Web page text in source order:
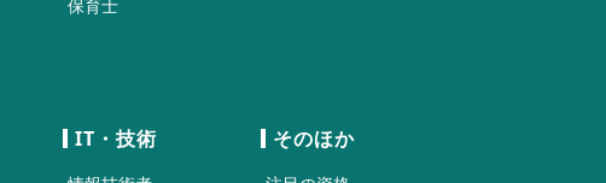
保育士
IT・技術 そのほか